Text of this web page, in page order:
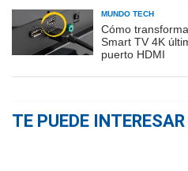
MUNDO TECH
Cómo
Smart TV 4K
puerto HDMI
TE PUEDE INTERESAR